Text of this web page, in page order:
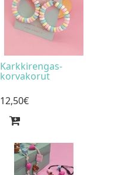
Karkkirengas-
korvakorut
12,50€